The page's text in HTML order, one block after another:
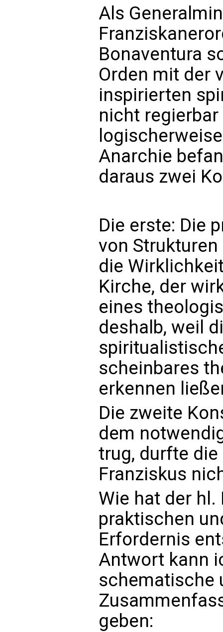
Als
Bonaventura
Orden mit der
inspirierten
nicht
Anarchie
daraus zwei
Die erste: Die
von
die
Kirche, der
eines
deshalb, weil
scheinbares
erkennen
Die zweite
dem
trug, durfte
Franziskus
Wie hat der hl.
praktischen
Erfordernis
Antwort kann
schematische
geben: